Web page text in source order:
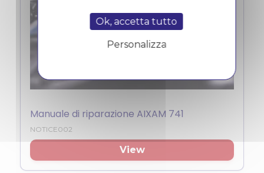
Manuale di riparazione AIXAM 741
NOTICE002
View
Ok, accetta tutto
Personalizza